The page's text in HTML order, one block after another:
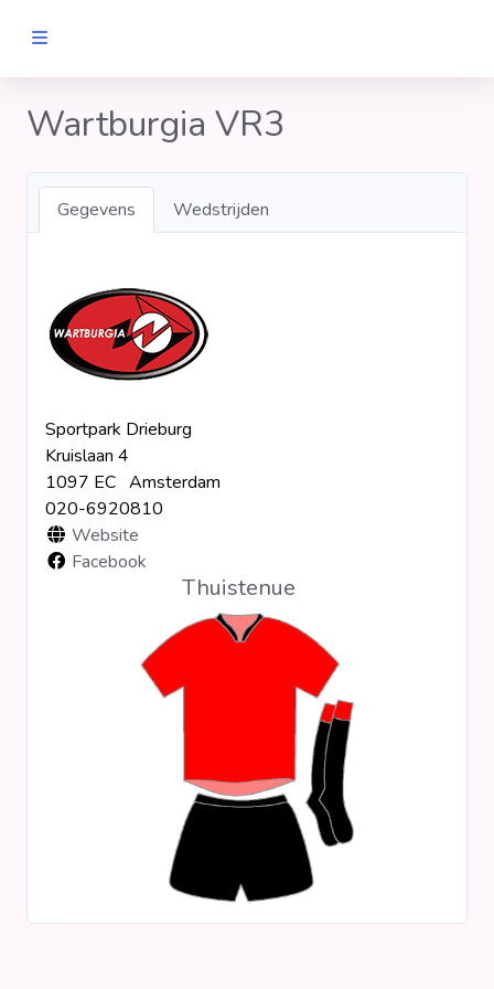
Wedstrijden
Statistieken
Voetbalpiramide
Links
VROUWEN
Clubs
Wartburgia VR3
Gegevens Wedstrijden
Sportpark Drieburg
Kruislaan 4
1097 EC Amsterdam
020-6920810
Website
Facebook
Thuistenue